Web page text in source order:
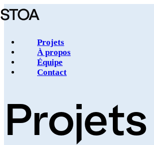
Aller
au
principal
Navigation
principale
Projets
À propos
Équipe
Contact
Projets